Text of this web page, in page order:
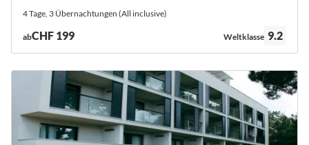
4 Tage, 3 Übernachtungen (All inclusive)
abCHF 199 Bewertung:
Weltklasse 9.2